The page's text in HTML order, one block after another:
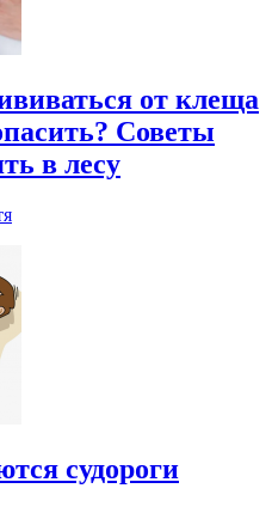
от клеща
Советы
в лесу
судороги